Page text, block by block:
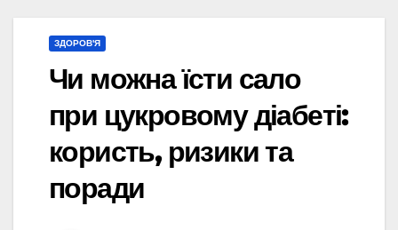
ЗДОРОВ'Я
Чи можна їсти сало
при цукровому діабеті:
користь, ризики та
поради